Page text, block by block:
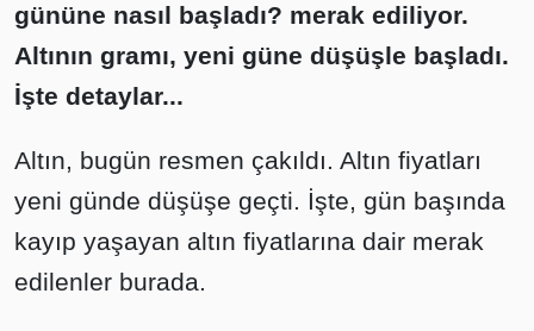
gününe nasıl başladı? merak ediliyor.
Altının gramı, yeni güne düşüşle başladı.
İşte detaylar...
Altın, bugün resmen çakıldı. Altın fiyatları
yeni günde düşüşe geçti. İşte, gün başında
kayıp yaşayan altın fiyatlarına dair merak
edilenler burada.